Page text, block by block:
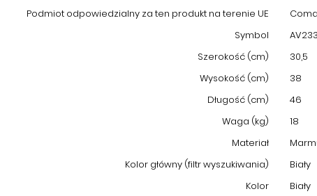
Podmiot odpowiedzialny za ten produkt na terenie UE
Symbol
Szerokość (cm)
30,5
Wysokość (cm)
38
Długość (cm)
46
Waga (kg)
18
Materiał
Kolor główny (filtr wyszukiwania)
Biały
Kolor
Biały